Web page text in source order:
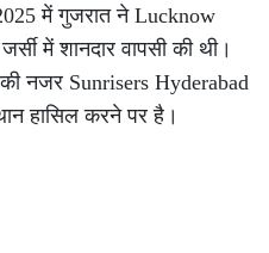
में गुजरात ने Lucknow
में शानदार वापसी की थी।
नजर Sunrisers Hyderabad
हासिल करने पर है।